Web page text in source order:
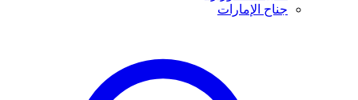
جناح الإمارات